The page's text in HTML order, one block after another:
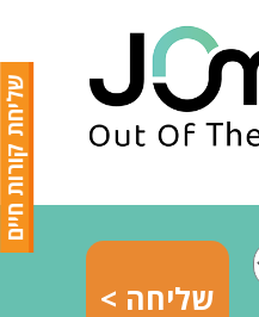
שליחת קורות חיים